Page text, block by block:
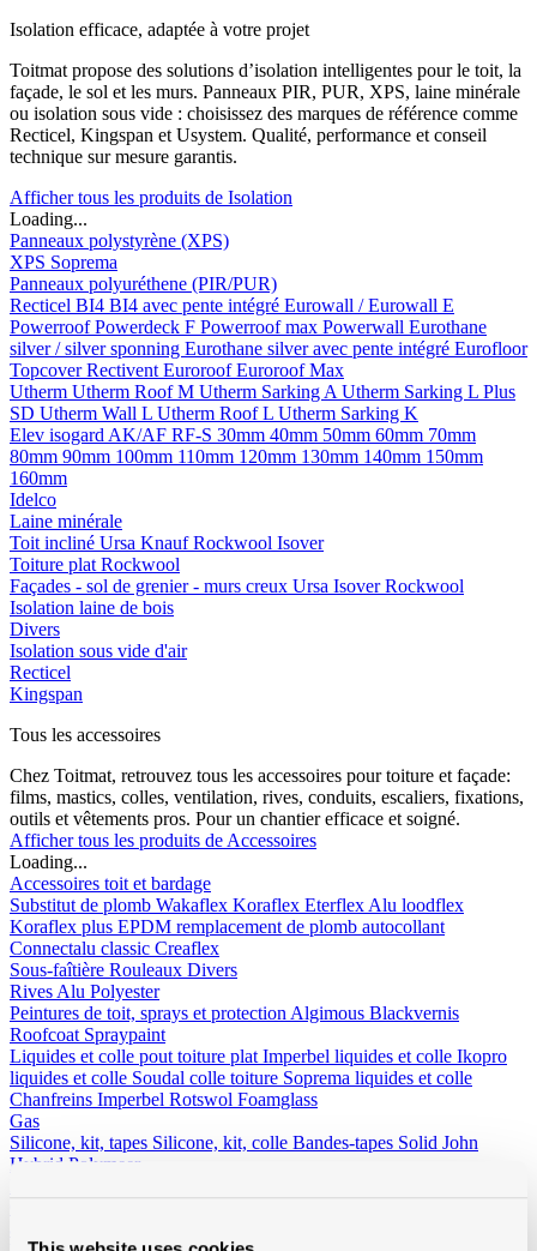
Isolation efficace, adaptée à votre projet
Toitmat propose des solutions d’isolation intelligentes pour le toit, la
façade, le sol et les murs. Panneaux PIR, PUR, XPS, laine minérale
ou isolation sous vide : choisissez des marques de référence comme
Recticel, Kingspan et Usystem. Qualité, performance et conseil
technique sur mesure garantis.
Afficher tous les produits de Isolation
Loading...
Panneaux polystyrène (XPS)
XPS Soprema
Panneaux polyuréthene (PIR/PUR)
Recticel BI4 BI4 avec pente intégré Eurowall / Eurowall E
PowerroofPowerdeck F Powerroof max Powerwall Eurothane
silver / silver sponning Eurothane silver avec pente intégré Eurofloor
TopcoverRectivent EuroroofEuroroof Max
Utherm Utherm Roof M Utherm Sarking A Utherm Sarking L Plus
SD Utherm Wall L Utherm Roof L Utherm Sarking K
Elev isogard AK/AF RF-S 30mm 40mm 50mm 60mm 70mm
80mm 90mm 100mm 110mm 120mm 130mm 140mm 150mm
160mm
Idelco
Laine minérale
Toit incliné Ursa KnaufRockwool Isover
Toiture plat Rockwool
Façades - sol de grenier - murs creux Ursa IsoverRockwool
Isolation laine de bois
Divers
Isolation sous vide d'air
Recticel
Kingspan
Tous les accessoires
Chez Toitmat, retrouvez tous les accessoires pour toiture et façade:
films, mastics, colles, ventilation, rives, conduits, escaliers, fixations,
outils et vêtements pros. Pour un chantier efficace et soigné.
Afficher tous les produits de Accessoires
Loading...
Accessoires toit et bardage
Substitut de plomb Wakaflex Koraflex Eterflex Alu loodflex
Koraflex plus EPDM remplacement de plomb autocollant
Connectalu classic Creaflex
Sous-faîtière Rouleaux Divers
Rives Alu Polyester
Peintures de toit, sprays et protection Algimous Blackvernis
Roofcoat Spraypaint
Liquides et colle pout toiture plat Imperbel liquides et colle Ikopro
liquides et colle Soudal colle toiture Soprema liquides et colle
Chanfreins Imperbel Rotswol Foamglass
Gas
Silicone, kit, tapes Silicone, kit, colle Bandes-tapes Solid John
Hybrid Polymeer